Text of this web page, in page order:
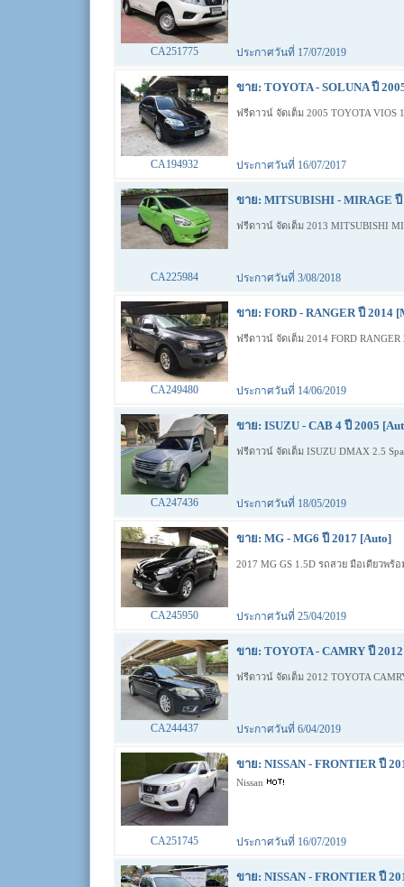
CA251775 ประกาศวันที่ 17/07/2019
ขาย: TOYOTA - SOLUNA ปี
ฟรีดาวน์ จัดเต็ม 2005 TOYOTA VIOS
CA194932 ประกาศวันที่ 16/07/2017
ขาย: MITSUBISHI - MIRAGE ปี
ฟรีดาวน์ จัดเต็ม 2013 MITSUBISHI
CA225984 ประกาศวันที่ 3/08/2018
ขาย: FORD - RANGER ปี 2014
ฟรีดาวน์ จัดเต็ม 2014 FORD RANGER
CA249480 ประกาศวันที่ 14/06/2019
ขาย: ISUZU - CAB 4 ปี 2005
ฟรีดาวน์ จัดเต็ม ISUZU DMAX 2.5
CA247436 ประกาศวันที่ 18/05/2019
ขาย: MG - MG6 ปี 2017 [Auto]
2017 MG GS 1.5D รถสวย มือเดียวพร้
CA245950 ประกาศวันที่ 25/04/2019
ขาย: TOYOTA - CAMRY ปี
ฟรีดาวน์ จัดเต็ม 2012 TOYOTA
CA244437 ประกาศวันที่ 6/04/2019
ขาย: NISSAN - FRONTIER ปี
Nissan
CA251745 ประกาศวันที่ 16/07/2019
ขาย: NISSAN - FRONTIER ปี